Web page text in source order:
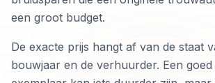
een groot budget.
De exacte prijs hangt af van de staat
bouwjaar en de verhuurder. Een